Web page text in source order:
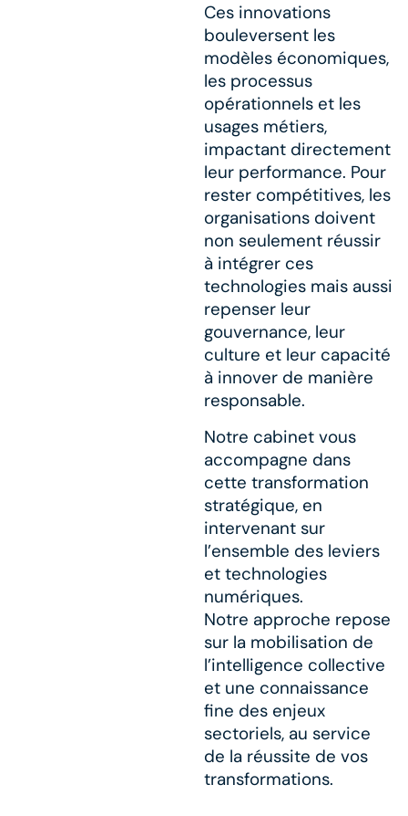
Ces innovations
bouleversent les
modèles économiques,
les processus
opérationnels et les
usages métiers,
impactant directement
leur performance. Pour
rester compétitives, les
organisations doivent
non seulement réussir
à intégrer ces
technologies mais aussi
repenser leur
gouvernance, leur
culture et leur capacité
à innover de manière
responsable.
Notre cabinet vous
accompagne dans
cette transformation
stratégique, en
intervenant sur
l’ensemble des leviers
et technologies
numériques.
Notre approche repose
sur la mobilisation de
l’intelligence collective
et une connaissance
fine des enjeux
sectoriels, au service
de la réussite de vos
transformations.